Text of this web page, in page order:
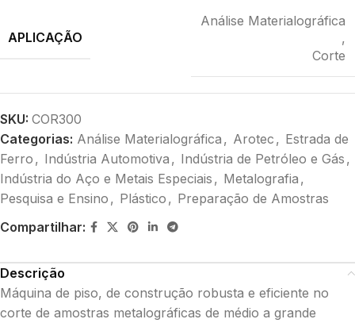
APLICAÇÃO
Análise Materialográfica
,
Corte
SKU: COR300
Categorias: Análise Materialográfica , Arotec , Estrada de
Ferro , Indústria Automotiva , Indústria de Petróleo e Gás ,
Indústria do Aço e Metais Especiais , Metalografia ,
Pesquisa e Ensino , Plástico , Preparação de Amostras
Compartilhar:
Descrição
Máquina de piso, de construção robusta e eficiente no
corte de amostras metalográficas de médio a grande